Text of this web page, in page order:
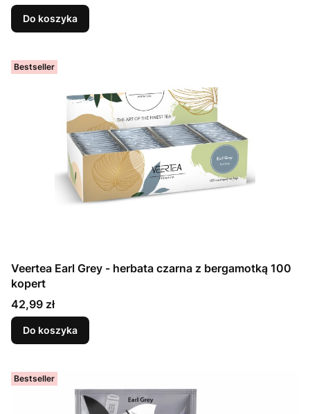
Do koszyka
Bestseller
Veertea Earl Grey - herbata czarna z bergamotką 100
kopert
Cena
42,99 zł
Do koszyka
Bestseller